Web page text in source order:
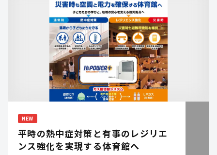
NEW
平時の熱中症対策と有事のレジリエ
ンス強化を実現する体育館へ